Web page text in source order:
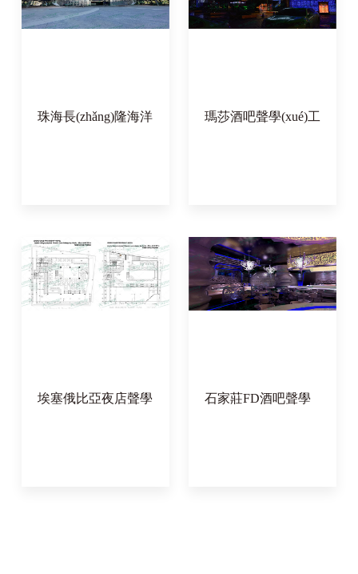
珠海長(zhǎng)隆海洋
瑪莎酒吧聲學(xué)工
埃塞俄比亞夜店聲學
石家莊FD酒吧聲學